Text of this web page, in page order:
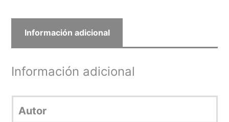
Información adicional
Información adicional
Autor